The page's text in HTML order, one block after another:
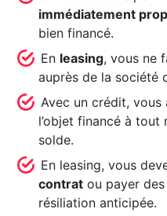
immédiatement
bien financé.
En leasing, vous ne
auprès de la société
Avec un crédit, vous
l’objet financé à
solde.
En leasing, vous
contrat ou payer
résiliation anticipée.